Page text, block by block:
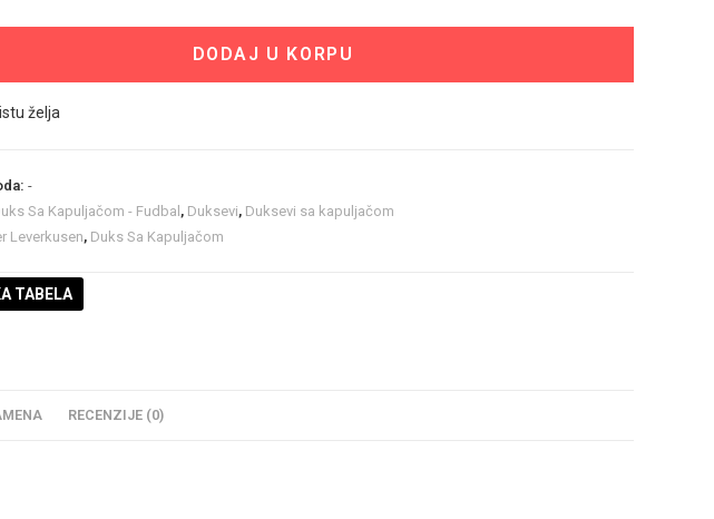
DODAJ U KORPU
želja
-
Sa Kapuljačom - Fudbal , Duksevi, Duksevi sa kapuljačom
Leverkusen, Duks Sa Kapuljačom
TABELA
RECENZIJE (0)